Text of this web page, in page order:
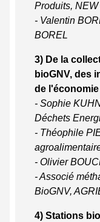
Produits,
- Valentin
BOREL
3) De la
bioGNV, des
de
- Sophie
Déchets
- Théophile
- Olivier
- Associé
BioGNV,
4) Stations